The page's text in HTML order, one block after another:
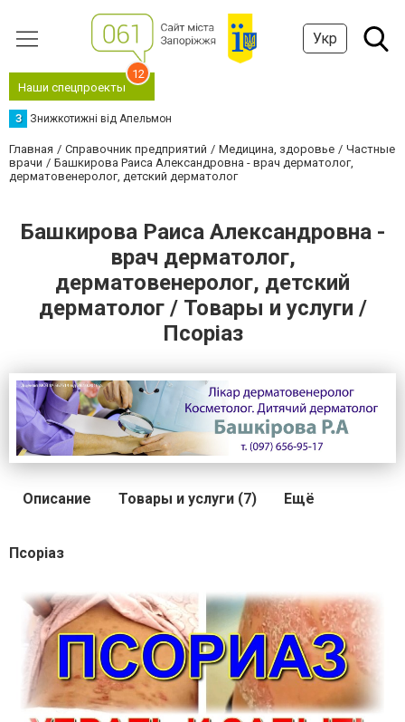
Укр
Наши спецпроекты
12
З Знижкотижні від Апельмон
Главная Справочник предприятий Медицина, здоровье
Частные
врачи
Башкирова Раиса Александровна - врач дерматолог,
дерматовенеролог, детский дерматолог
Башкирова Раиса Александровна -
врач дерматолог,
дерматовенеролог, детский
дерматолог / Товары и услуги /
Псоріаз
Описание Товары и услуги (7) Ещё
Псоріаз